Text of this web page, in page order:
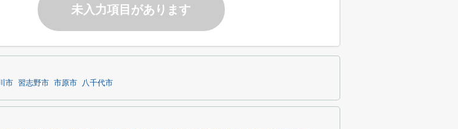
未入力項目があります
市 習志野市 市原市 八千代市